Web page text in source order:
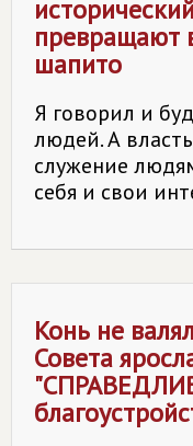
превращают
шапито
Я говорил и
людей. А
служение
себя и свои
Конь не
Совета
"